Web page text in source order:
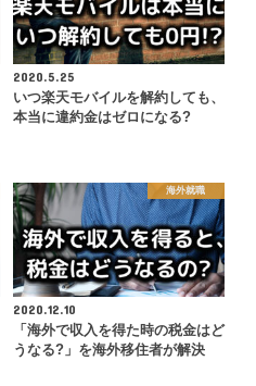
2020.5.25
いつ楽天モバイルを解約しても、
本当に違約金はゼロになる?
海外就職
2020.12.10
「海外で収入を得た時の税金はど
うなる?」を海外移住者が解決